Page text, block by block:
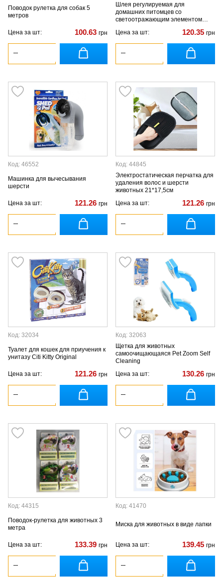
Поводок рулетка для собак 5
метров
Цена за шт: 100.63 грн
Шлея регулируемая для
домашних питомцев со
светоотражающим элементом
Цена за шт: 120.35 грн
Код: 46552
Машинка для вычесывания
шерсти
Цена за шт: 121.26 грн
Код: 44845
Электростатическая перчатка для
удаления волос и шерсти
животных 21*17,5см
Цена за шт:
121.26 грн
Код: 32034
Туалет для кошек для приучения к
унитазу Citi Kitty Original
Цена за шт: 121.26 грн
Код: 32063
Щетка для животных
самоочищающаяся Pet Zoom Self
Cleaning
Цена за шт:
130.26 грн
Код: 44315
Поводок-рулетка для животных 3
метра
Цена за шт: 133.39 грн
Код: 41470
Миска для животных в виде лапки
Цена за шт: 139.45 грн